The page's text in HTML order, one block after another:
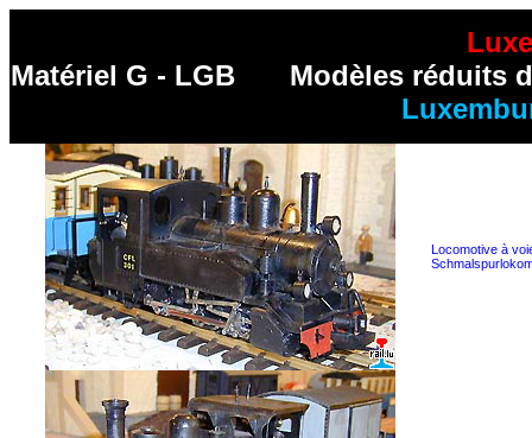
Matériel G - LGB
Modèles réduits
Locomotive à